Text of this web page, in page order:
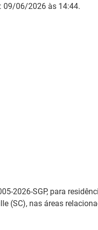
09/06/2026 às 14:44.
2026-SGP, para
(SC), nas áreas